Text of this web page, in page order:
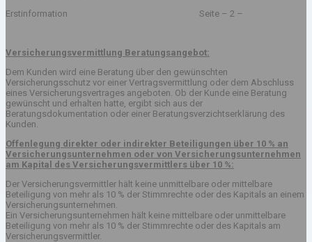
Erstinformation Seite – 2 –
Versicherungsvermittlung Beratungsangebot:
Dem Kunden wird eine Beratung über den gewünschten
Versicherungsschutz vor einer Vertragsvermittlung oder dem Abschluss
eines Versicherungsvertrages angeboten. Ob der Kunde eine Beratung
gewünscht und erhalten hatte, ergibt sich aus der
Beratungsdokumentation oder einer Beratungsverzichtserklärung des
Kunden.
Offenlegung direkter oder indirekter Beteiligungen über 10 % an
Versicherungsunternehmen oder von Versicherungsunternehmen
am Kapital des Versicherungsvermittlers über 10 %:
Der Versicherungsvermittler hält keine unmittelbare oder mittelbare
Beteiligung von mehr als 10 % der Stimmrechte oder des Kapitals an einem
Versicherungsunternehmen.
Ein Versicherungsunternehmen hält keine mittelbare oder unmittelbare
Beteiligung von mehr als 10 % der Stimmrechte oder des Kapitals am
Versicherungsvermittler.